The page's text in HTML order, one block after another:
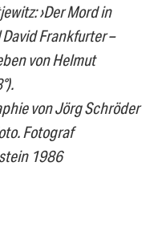
›Der Mord in
Frankfurter –
von Helmut
von Jörg Schröder
Fotograf
1986